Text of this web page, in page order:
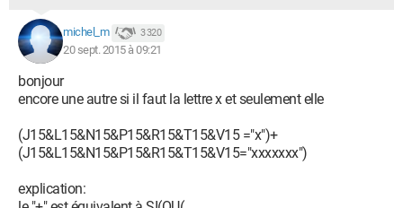
michel_m 3 320
20 sept. 2015 à 09:21
bonjour
encore une autre si il faut la lettre x et seulement elle
(J15&L15&N15&P15&R15&T15&V15 ="x")+
(J15&L15&N15&P15&R15&T15&V15="xxxxxxx")
explication: